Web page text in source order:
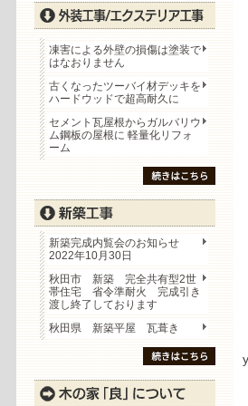
凍害による外壁の損傷は塗装で
はなおりません
古くなったツーバイ材デッキを
ハードウッドで超高耐久に
セメント瓦屋根からガルバリウ
ム鋼板の屋根に 軽量化リフォ
ーム
新築完成内覧会のお知らせ
2022年10月30日
秋田市 新築 完全共有型2世
帯住宅 省令準耐火 完成引き
渡し終了しております
秋田県 新築平屋 瓦葺き